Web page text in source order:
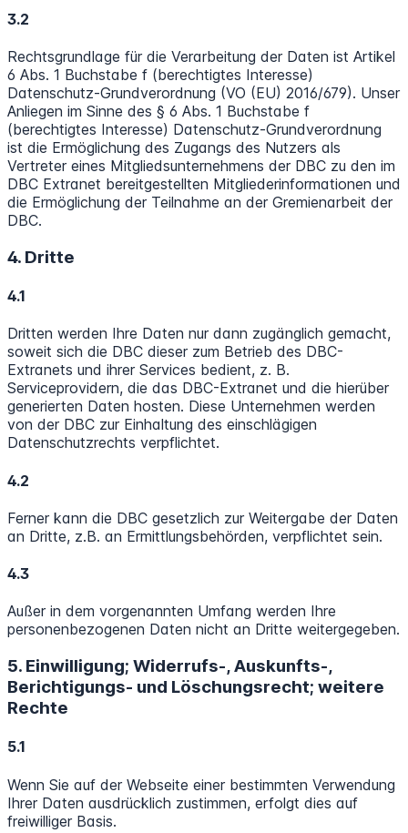
3.2
Rechtsgrundlage für die Verarbeitung der Daten ist Artikel
6 Abs. 1 Buchstabe f (berechtigtes Interesse)
Datenschutz-Grundverordnung (VO (EU) 2016/679). Unser
Anliegen im Sinne des § 6 Abs. 1 Buchstabe f
(berechtigtes Interesse) Datenschutz-Grundverordnung
ist die Ermöglichung des Zugangs des Nutzers als
Vertreter eines Mitgliedsunternehmens der DBC zu den im
DBC Extranet bereitgestellten Mitgliederinformationen und
die Ermöglichung der Teilnahme an der Gremienarbeit der
DBC.
4. Dritte
4.1
Dritten werden Ihre Daten nur dann zugänglich gemacht,
soweit sich die DBC dieser zum Betrieb des DBC-
Extranets und ihrer Services bedient, z. B.
Serviceprovidern, die das DBC-Extranet und die hierüber
generierten Daten hosten. Diese Unternehmen werden
von der DBC zur Einhaltung des einschlägigen
Datenschutzrechts verpflichtet.
4.2
Ferner kann die DBC gesetzlich zur Weitergabe der Daten
an Dritte, z.B. an Ermittlungsbehörden, verpflichtet sein.
4.3
Außer in dem vorgenannten Umfang werden Ihre
personenbezogenen Daten nicht an Dritte weitergegeben.
5. Einwilligung; Widerrufs-, Auskunfts-,
Berichtigungs- und Löschungsrecht; weitere
Rechte
5.1
Wenn Sie auf der Webseite einer bestimmten Verwendung
Ihrer Daten ausdrücklich zustimmen, erfolgt dies auf
freiwilliger Basis.